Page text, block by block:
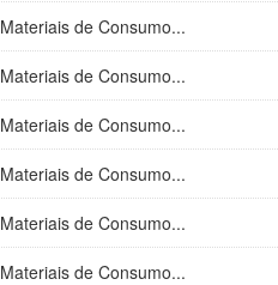
Materiais de Consumo...
Materiais de Consumo...
Materiais de Consumo...
Materiais de Consumo...
Materiais de Consumo...
Materiais de Consumo...